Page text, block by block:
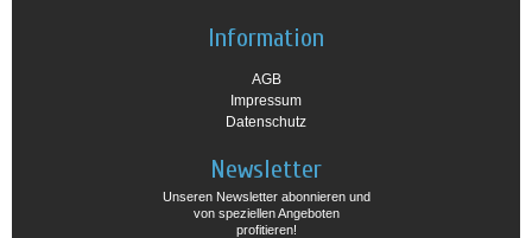
Information
AGB
Impressum
Datenschutz
Newsletter
Unseren Newsletter abonnieren und
von speziellen Angeboten
profitieren!